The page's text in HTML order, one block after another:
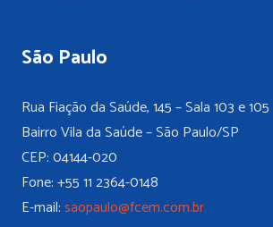
São Paulo
Rua Fiação da Saúde, 145 – Sala 103 e 105
Bairro Vila da Saúde – São Paulo/SP
CEP: 04144-020
Fone: +55 11 2364-0148
E-mail:saopaulo@fcem.com.br